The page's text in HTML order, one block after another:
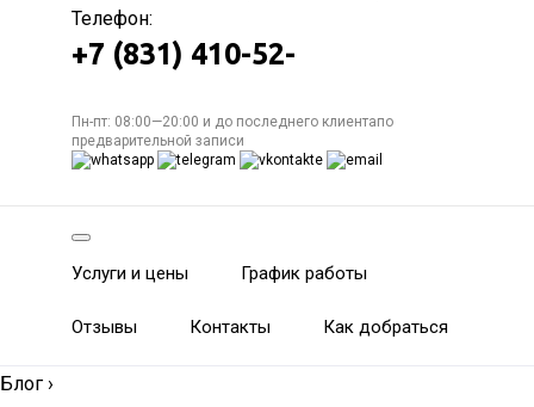
Телефон:
+7 (831) 410-52-
Пн-пт: 08:00—20:00 и до последнего клиентапо
предварительной записи
Услуги и цены График работы
Отзывы Контакты Как добраться
Блог ›